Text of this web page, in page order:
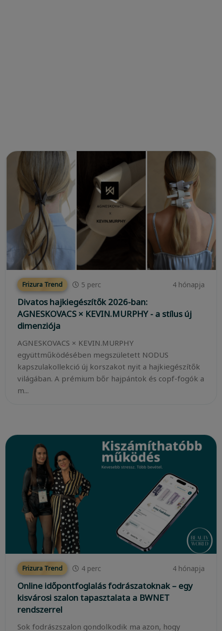
Frizura Trend 5 perc 4 hónapja
Divatos hajkiegészítők 2026-ban:
AGNESKOVACS × KEVIN.MURPHY - a stílus új
dimenziója
AGNESKOVACS × KEVIN.MURPHY
együttműködésében megszületett NODUS
kapszulakollekció új korszakot nyit a hajkiegészítők
világában. A prémium bőr hajpántok és copf-fogók a
m...
Frizura Trend 4 perc 4 hónapja
Online időpontfoglalás fodrászatoknak – egy
kisvárosi szalon tapasztalata a BWNET
rendszerrel
Sok fodrászszalon gondolkodik ma azon, hogy